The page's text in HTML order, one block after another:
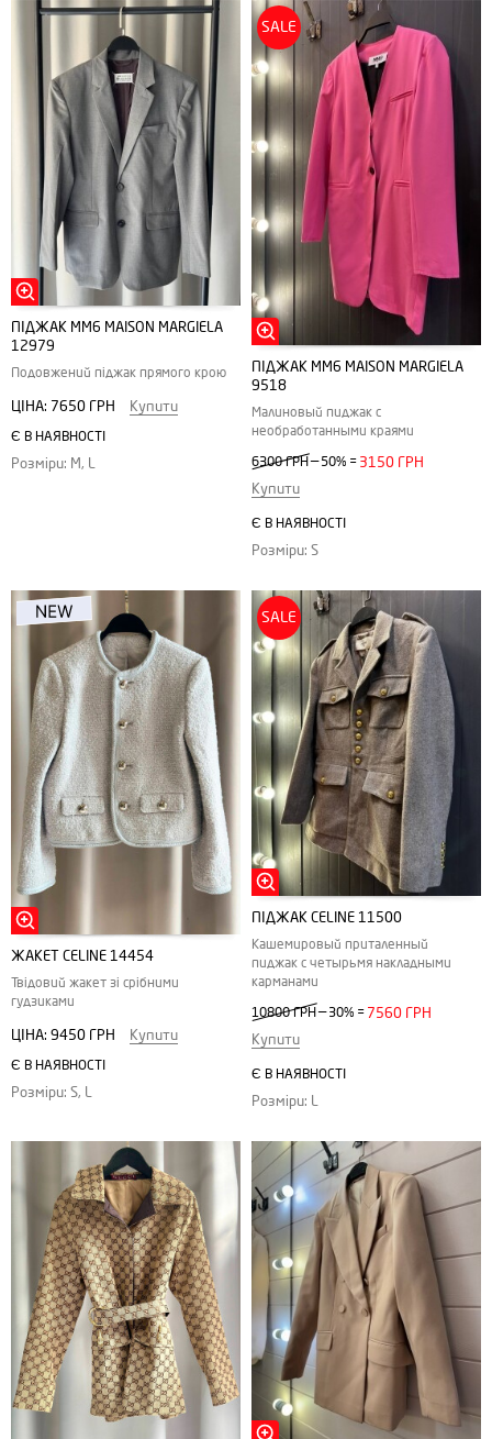
ПІДЖАК MM6 MAISON MARGIELA
12979
Подовжений піджак прямого крою
ЦІНА: 7650 ГРН Купити
Є В НАЯВНОСТІ
Розміри: M, L
SALE
ПІДЖАК MM6 MAISON MARGIELA
9518
Малиновый пиджак с
необработанными краями
6300 ГРН— 50% = 3150 ГРН
Купити
Є В НАЯВНОСТІ
Розміри: S
ЖАКЕТ CELINE 14454
Твідовий жакет зі срібними
гудзиками
ЦІНА: 9450 ГРН Купити
Є В НАЯВНОСТІ
Розміри: S, L
SALE
ПІДЖАК CELINE 11500
Кашемировый приталенный
пиджак с четырьмя накладными
карманами
10800 ГРН — 30% = 7560 ГРН
Купити
Є В НАЯВНОСТІ
Розміри: L